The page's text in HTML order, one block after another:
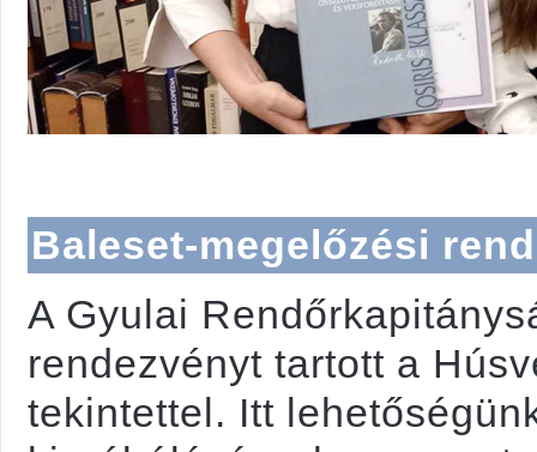
Baleset-megelőzési
A Gyulai
rendezvényt tartott a
tekintettel. Itt